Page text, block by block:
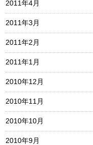
2011年4月
2011年3月
2011年2月
2011年1月
2010年12月
2010年11月
2010年10月
2010年9月